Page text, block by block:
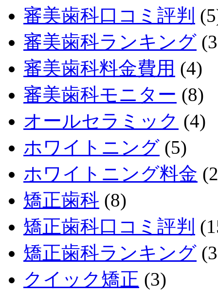
審美歯科口コミ評判
審美歯科ランキング
審美歯科料金費用 (4)
審美歯科モニター (8)
オールセラミック (4)
ホワイトニング (5)
ホワイトニング料金
矯正歯科 (8)
矯正歯科口コミ評判
矯正歯科ランキング
クイック矯正 (3)